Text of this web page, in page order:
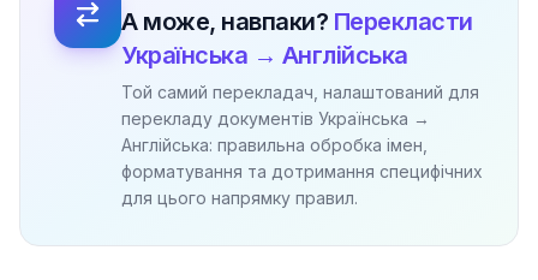
А може, навпаки? Перекласти
Українська → Англійська
Той самий перекладач, налаштований для
перекладу документів Українська →
Англійська: правильна обробка імен,
форматування та дотримання специфічних
для цього напрямку правил.